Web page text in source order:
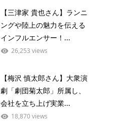
【三津家 貴也さん】ランニ
ングや陸上の魅力を伝える
インフルエンサー！...
26,253 views
【梅沢 慎太郎さん】大衆演
劇「劇団菊太郎」所属し、
会社を立ち上げ実業...
18,870 views